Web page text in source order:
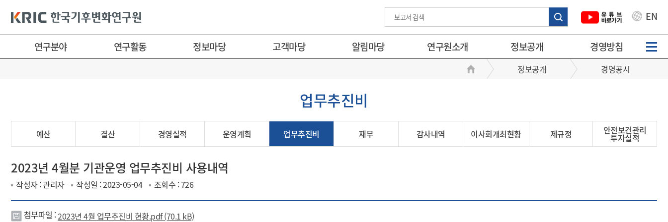
EN
연구분야 연구활동 정보마당 고객마당 알림마당 연구원소개 정보공개 경영방침
정보공개 경영공시
업무추진비
예산 결산 경영실적 운영계획 업무추진비 재무 감사내역 이사회개최현황 제규정 안전보건관리
투자실적
2023년 4월분 기관운영 업무추진비 사용내역
작성자 : 관리자 작성일 : 2023-05-04 조회수 : 726
첨부파일 :2023년 4월 업무추진비 현황.pdf (70.1 kB)